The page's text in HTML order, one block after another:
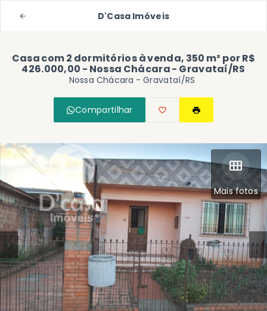
D'Casa Imóveis
Casa com 2 dormitórios à venda, 350 m² por R$
426.000,00 - Nossa Chácara - Gravataí/RS
Nossa Chácara - Gravataí/RS
Compartilhar
Mais fotos